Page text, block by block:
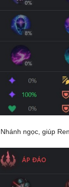
ngọc, giúp